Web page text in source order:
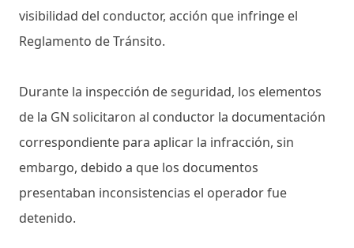
visibilidad del conductor, acción que infringe el
Reglamento de Tránsito.
Durante la inspección de seguridad, los elementos
de la GN solicitaron al conductor la documentación
correspondiente para aplicar la infracción, sin
embargo, debido a que los documentos
presentaban inconsistencias el operador fue
detenido.